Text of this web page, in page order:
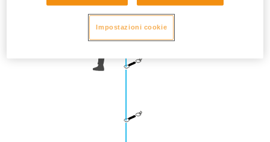
Impostazioni cookie